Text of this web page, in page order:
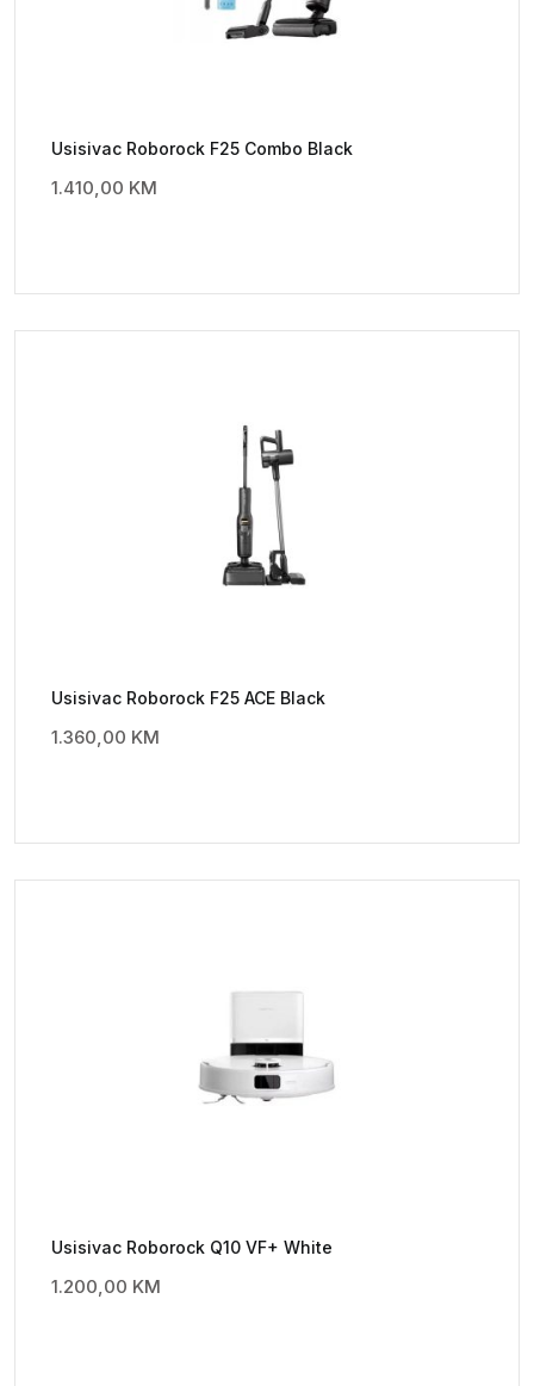
Usisivac Roborock F25 Combo Black
1.410,00 KM
Usisivac Roborock F25 ACE Black
1.360,00 KM
Usisivac Roborock Q10 VF+ White
1.200,00 KM